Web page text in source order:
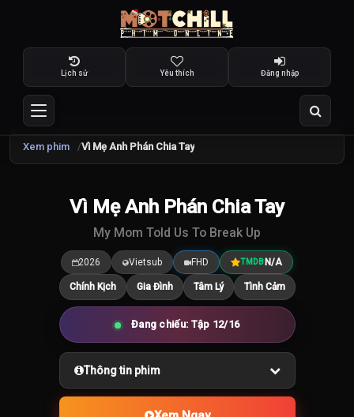
Lịch sử Yêu thích Đăng nhập
Xem phim Vì Mẹ Anh Phán Chia Tay
8.4 /10
Vì Mẹ Anh Phán Chia Tay
My Mom Told Us To Break Up
2026 Vietsub FHD TMDB N/A
Chính Kịch Gia Đình Tâm Lý Tình Cảm
Đang chiếu: Tập 12/16
Thông tin phim